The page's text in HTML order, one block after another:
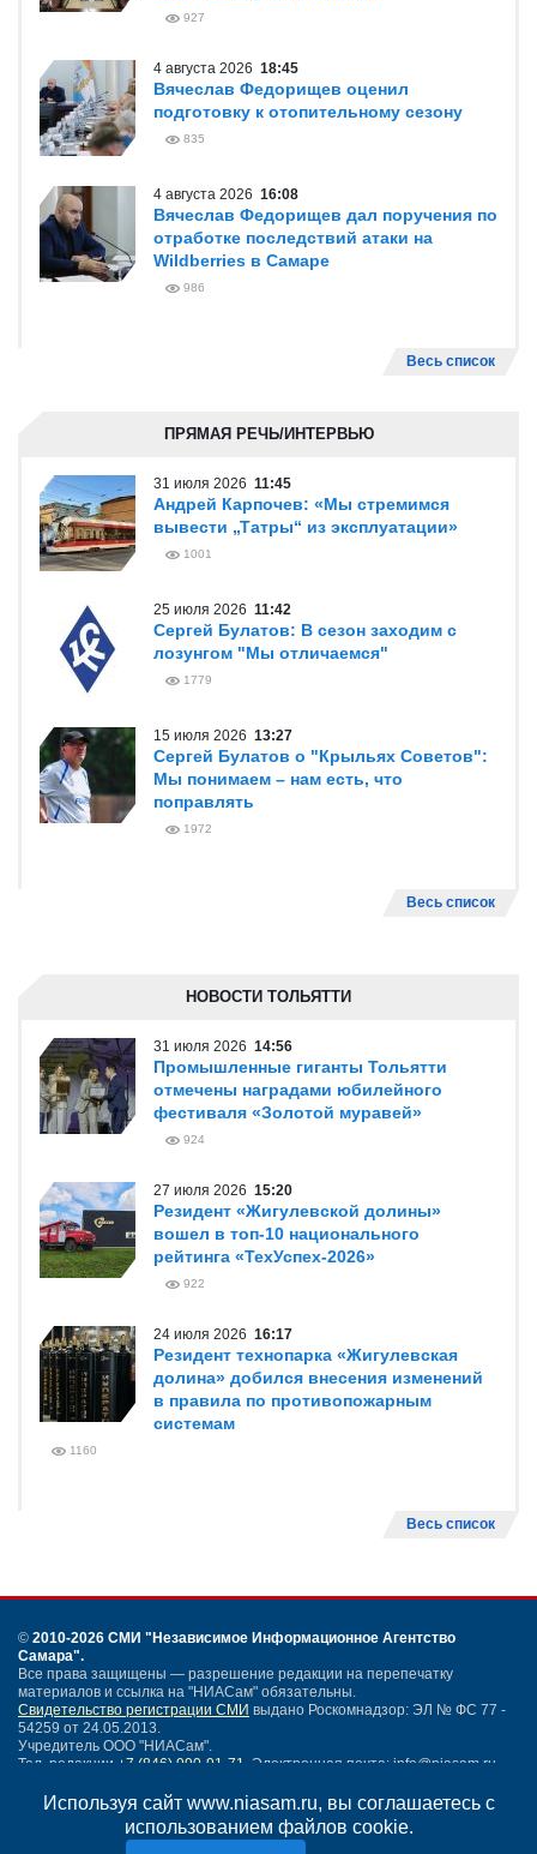
Используя сайт www.niasam.ru, вы соглашаетесь с
использованием файлов cookie.
927
4 августа 2026 18:45
Вячеслав Федорищев оценил
подготовку к отопительному сезону
835
4 августа 2026 16:08
Вячеслав Федорищев дал поручения по
отработке последствий атаки на
Wildberries в Самаре
986
Весь список
ПРЯМАЯ РЕЧЬ/ИНТЕРВЬЮ
31 июля 2026 11:45
Андрей Карпочев: «Мы стремимся
вывести „Татры“ из эксплуатации»
1001
25 июля 2026 11:42
Сергей Булатов: В сезон заходим с
лозунгом "Мы отличаемся"
1779
15 июля 2026 13:27
Сергей Булатов о "Крыльях Советов":
Мы понимаем – нам есть, что
поправлять
1972
Весь список
НОВОСТИ ТОЛЬЯТТИ
31 июля 2026 14:56
Промышленные гиганты Тольятти
отмечены наградами юбилейного
фестиваля «Золотой муравей»
924
27 июля 2026 15:20
Резидент «Жигулевской долины»
вошел в топ-10 национального
рейтинга «ТехУспех-2026»
922
24 июля 2026 16:17
Резидент технопарка «Жигулевская
долина» добился внесения изменений
в правила по противопожарным
системам
1160
Весь список
© 2010-2026 СМИ "Независимое Информационное Агентство
Самара".
Все права защищены — разрешение редакции на перепечатку
материалов и ссылка на "НИАСам" обязательны.
Свидетельство регистрации СМИ выдано Роскомнадзор: ЭЛ № ФС 77 -
54259 от 24.05.2013.
Учредитель ООО "НИАСам".
Тел. редакции +7 (846) 990-91-71. Электронная почта: info@niasam.ru
Написать письмо